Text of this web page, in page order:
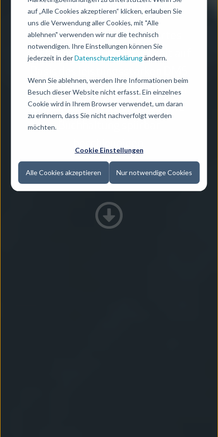
auf „Alle Cookies akzeptieren“ klicken, erlauben Sie
uns die Verwendung aller Cookies, mit "Alle
ablehnen" verwenden wir nur die technisch
notwendigen. Ihre Einstellungen können Sie
jederzeit in derDatenschutzerklärungändern.
Wenn Sie ablehnen, werden Ihre Informationen beim
Besuch dieser Website nicht erfasst. Ein einzelnes
Cookie wird in Ihrem Browser verwendet, um daran
zu erinnern, dass Sie nicht nachverfolgt werden
möchten.
Cookie Einstellungen
Alle Cookies akzeptieren Nur notwendige Cookies
Transparent.
ACP invoice ist unser smartes
Rechnungsmodul – entwickelt auf
agorum® core und erweitert um
praxisnahe Funktionen, die Ihre